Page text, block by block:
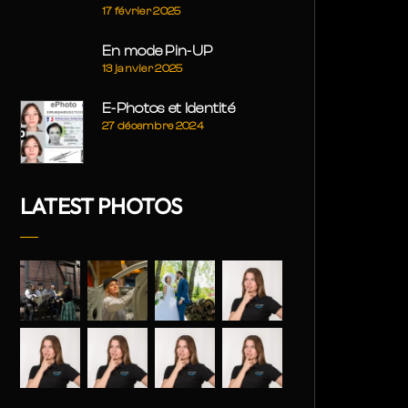
17 février 2025
En mode Pin-UP
13 janvier 2025
E-Photos et Identité
27 décembre 2024
LATEST PHOTOS